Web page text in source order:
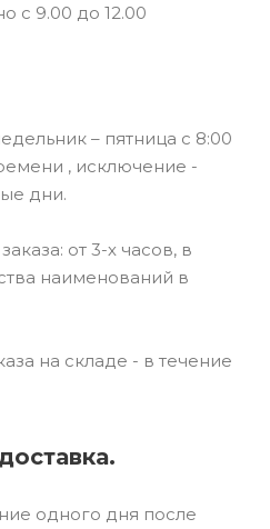
с 9.00 до 12.00
– пятница с 8:00
, исключение -
дни.
от 3-х часов, в
наименований в
на складе - в течение
одного дня после